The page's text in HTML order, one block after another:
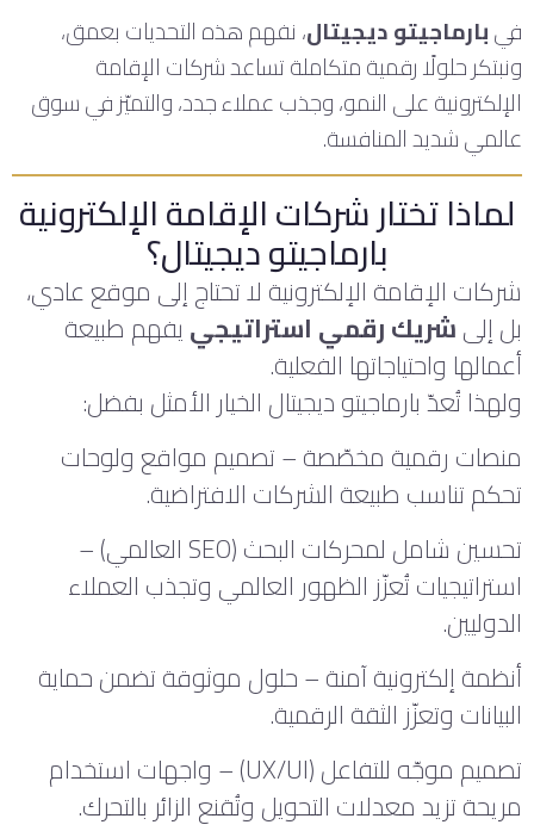
فيبارماجيتو ديجيتال، نفهم هذه التحديات بعمق،
ونبتكر حلولًا رقمية متكاملة تساعد شركات الإقامة
الإلكترونية على النمو، وجذب عملاء جدد، والتميّز في سوق
عالمي شديد المنافسة.
لماذا تختار شركات الإقامة الإلكترونية
بارماجيتو ديجيتال؟
شركات الإقامة الإلكترونية لا تحتاج إلى موقع عادي،
بل إلىشريك رقمي استراتيجييفهم طبيعة
أعمالها واحتياجاتها الفعلية.
ولهذا تُعدّ بارماجيتو ديجيتال الخيار الأمثل بفضل:
منصات رقمية مخصّصة – تصميم مواقع ولوحات
تحكم تناسب طبيعة الشركات الافتراضية.
تحسين شامل لمحركات البحث (SEO العالمي) –
استراتيجيات تُعزّز الظهور العالمي وتجذب العملاء
الدوليين.
أنظمة إلكترونية آمنة – حلول موثوقة تضمن حماية
البيانات وتعزّز الثقة الرقمية.
تصميم موجّه للتفاعل (UX/UI) – واجهات استخدام
مريحة تزيد معدلات التحويل وتُقنع الزائر بالتحرك.